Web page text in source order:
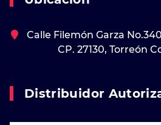
Calle Filemón Garza
CP. 27130, Torreón
Distribuidor